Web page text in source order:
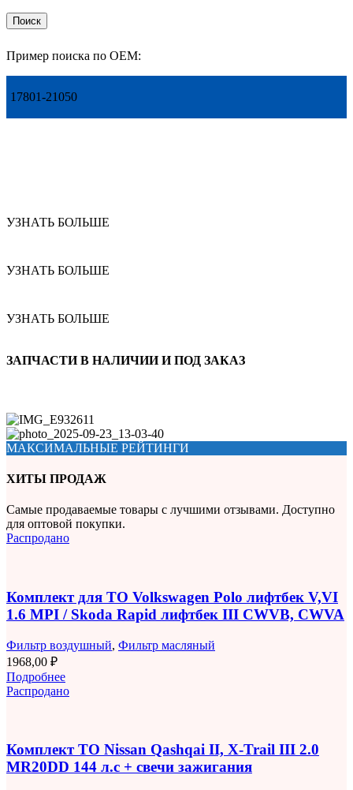
Поиск
Пример поиска по OEM:
17801-21050
УЗНАТЬ БОЛЬШЕ
УЗНАТЬ БОЛЬШЕ
УЗНАТЬ БОЛЬШЕ
ЗАПЧАСТИ В НАЛИЧИИ И ПОД ЗАКАЗ
МАКСИМАЛЬНЫЕ РЕЙТИНГИ
ХИТЫ ПРОДАЖ
Самые продаваемые товары с лучшими отзывами. Доступно
для оптовой покупки.
Распродано
Комплект для ТО Volkswagen Polo лифтбек V,VI
1.6 MPI / Skoda Rapid лифтбек III CWVB, CWVA
Фильтр воздушный, Фильтр масляный
1968,00 ₽
Подробнее
Распродано
Комплект ТО Nissan Qashqai II, X-Trail III 2.0
MR20DD 144 л.с + свечи зажигания